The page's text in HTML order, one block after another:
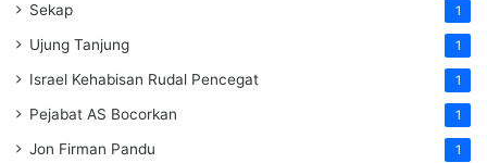
Sekap 1
Ujung Tanjung 1
Israel Kehabisan Rudal Pencegat 1
Pejabat AS Bocorkan 1
Jon Firman Pandu 1